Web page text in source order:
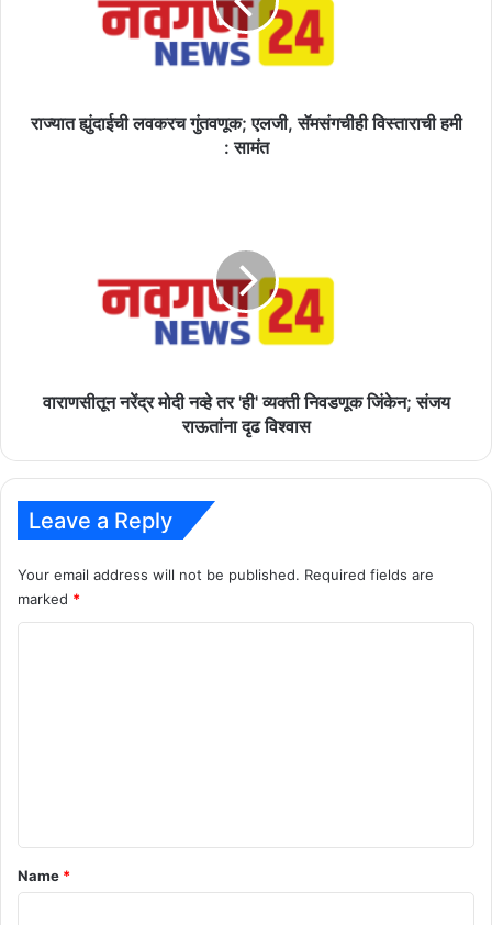
सामंत
राज्यात ह्युंदाईची लवकरच गुंतवणूक; एलजी, सॅमसंगचीही विस्ताराची हमी
: सामंत
संजय
विश्वास
वाराणसीतून नरेंद्र मोदी नव्हे तर 'ही' व्यक्ती निवडणूक जिंकेन; संजय
राऊतांना दृढ विश्वास
Leave a Reply
Your email address will not be published. Required fields are
marked *
*
Name *